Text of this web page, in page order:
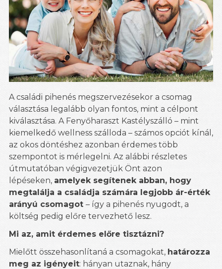
A családi pihenés megszervezésekor a csomag
választása legalább olyan fontos, mint a célpont
kiválasztása. A Fenyőharaszt Kastélyszálló – mint
kiemelkedő wellness szálloda – számos opciót kínál,
az okos döntéshez azonban érdemes több
szempontot is mérlegelni. Az alábbi részletes
útmutatóban végigvezetjük Önt azon
lépéseken, amelyek segítenek abban, hogy
megtalálja a családja számára legjobb ár-érték
arányú csomagot – így a pihenés nyugodt, a
költség pedig előre tervezhető lesz.
Mi az, amit érdemes előre tisztázni?
Mielőtt összehasonlítaná a csomagokat, határozza
meg az igényeit: hányan utaznak, hány